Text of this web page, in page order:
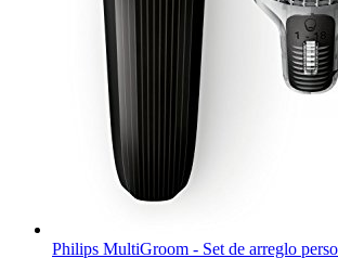
Philips MultiGroom - Set de arreglo